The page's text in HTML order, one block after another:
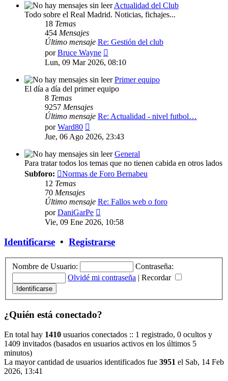
Actualidad del Club
Todo sobre el Real Madrid. Noticias, fichajes...
18 Temas
454 Mensajes
Último mensaje Re: Gestión del club
porBruce Wayne
último
Lun, 09 Mar 2026, 08:10
Primer equipo
El día a día del primer equipo
8 Temas
9257 Mensajes
Último mensaje Re: Actualidad - nivel futbol…
porWard80
último
Jue, 06 Ago 2026, 23:43
General
Para tratar todos los temas que no tienen cabida en otros lados
Subforo:
Normas de Foro Bernabeu
12 Temas
70 Mensajes
Último mensaje Re: Fallos web o foro
porDaniGarPe
último
Vie, 09 Ene 2026, 10:58
Identificarse • Registrarse
Nombre de Usuario:
Contraseña:
Olvidé mi contraseña | Recordar
¿Quién está conectado?
En total hay 1410 usuarios conectados :: 1 registrado, 0 ocultos y
1409 invitados (basados en usuarios activos en los últimos 5
minutos)
La mayor cantidad de usuarios identificados fue 3951 el Sab, 14 Feb
2026, 13:41